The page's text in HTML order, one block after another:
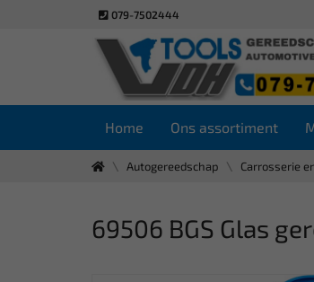
079-7502444
Home Ons assortiment
Autogereedschap Carrosserie
69506 BGS Glas